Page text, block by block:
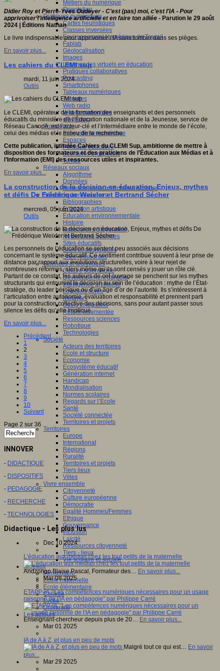
Métiers du numérique
Orientation
Pratiques numériques
Cartes heuristiques
Classes inversées
Environnement Numérique de Travail
Fablab
Géolocalisation
Images
Les mondes virtuels en éducation
Pratiques collaboratives
Podcasting
Smartphones
Tableaux numériques
Tablettes
Web radio
Webdocumentaire
eTwinning
Prospective
Ecosystème numérique
Espaces
Politique éducative
Scénarios prospectifs
Temps
Réseaux sociaux
Algorithme
Données
Réseaux sociaux et champ scolaire
Sélection de ressources
Bibliographies
Education artistique
Education environnementale
Histoire
Ressources citoyenneté
Ressources sciences
Sites éducatifs
Sites pédagogiques
Sites ressources
Sciences et techniques
Culture scientifique
Développement durable
Intelligence artificielle
Logiciels libres
Métavers
Outils et logiciels
Réalité augmentée
Ressources sciences
Robotique
Technologies
Société
Acteurs des territoires
Ecole et structure
Economie
Ecosystème éducatif
Génération internet
Handicap
Mondialisation
Normes scolaires
Regards sur l’Ecole
Santé
Société connectée
Territoires et projets
Territoires
Europe
International
Régions
Ruralité
Territoires et projets
Tiers lieux
Villes
Vivre ensemble
Citoyenneté
Culture européenne
Démocratie
Egalité Hommes/Femmes
Ethique
Gouvernance
Inclusion
Laïcité
Ressources citoyenneté
Tiers - lieux
Vie scolaire et sociale
Niveaux
Périscolaire
Ecole maternelle
Ecole élémentaire
Collège
Lycée
Université
Les auteurs
Didier Roy et Pierre-Yves Oudeyer - C'est (pas) moi, c'est l'IA - Pour
apprivoiser l’intelligence artificielle et en faire ton alliée - Parution le 29 août
2024 | Éditions Nathan
Le livre indispensable pour apprivoiser l’IA sans tomber dans ses pièges.
En savoir plus...
Les cahiers du CLEMI sup
mardi, 11 juin 2024
Outils
Le CLEMI, opérateur de la formation des enseignants et des personnels
éducatifs du ministère de l’Éducation nationale et de la Jeunesse, service de
Réseau Canopé, est l’acteur-clé et l’intermédiaire entre le monde de l’école,
celui des médias et le milieu de la recherche.
Cette publication, intitulée Cahiers du CLEMI Sup, ambitionne de mettre à
disposition des formateurs et des praticiens de l’Éducation aux Médias et à
l’Information (EMI) des ressources utiles et inspirantes.
En savoir plus...
La construction de la décision en éducation, Enjeux, mythes
et défis De Frédérique Weixler et Bertrand Sécher
mercredi, 05 juin 2024
Outils
Les personnels de l’éducation se sentent peu associés aux décisions
concernant le système éducatif. Ce sentiment contribue souvent à leur prise de
distance par rapport aux évolutions structurelles, voire à leur rejet de
nombreuses réformes, alors même qu’ils sont censés y jouer un rôle clé.
Partant de ce constat, les auteurs de cet ouvrage se penchent sur les mythes
structurants qui entourent la décision au sein de l’éducation : mythe de l’État-
stratège, du leader héroïque ou d’un âge d’or de l’autorité. Ils s’intéressent à
l’articulation entre autonomie, évaluation et responsabilité et prennent parti
pour la construction collective des décisions, sans pour autant passer sous
silence les défis qu’elle implique.
En savoir plus...
Précédent
1
2
3
4
5
6
7
8
9
10
Suivant
Page 2 sur 36
INNOVER
- DIDACTIQUE
- DISPOSITIFS
- PEDAGOGIE
- RECHERCHE
- TECHNOLOGIES
Didactique - Les plus lus
Dec 10 2024
L’éducation aux médias chez les tout petits de la maternelle
Andzongo Blaise Pascal, Formateur des… En savoir plus...
Mar 08 2025
ETAPP-IA :"Les compétences numériques nécessaires pour un usage
raisonné de l'IA en pédagogie" par Philippe Carré
Enseignant-chercheur depuis plus de 20… En savoir plus...
Mar 01 2025
IA de A à Z, et plus en peu de mots
Malgré tout ce qui est… En savoir
plus...
Mar 29 2025